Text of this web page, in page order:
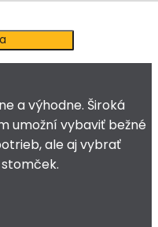
a výhodne. Široká
umožní vybaviť bežné
ale aj vybrať